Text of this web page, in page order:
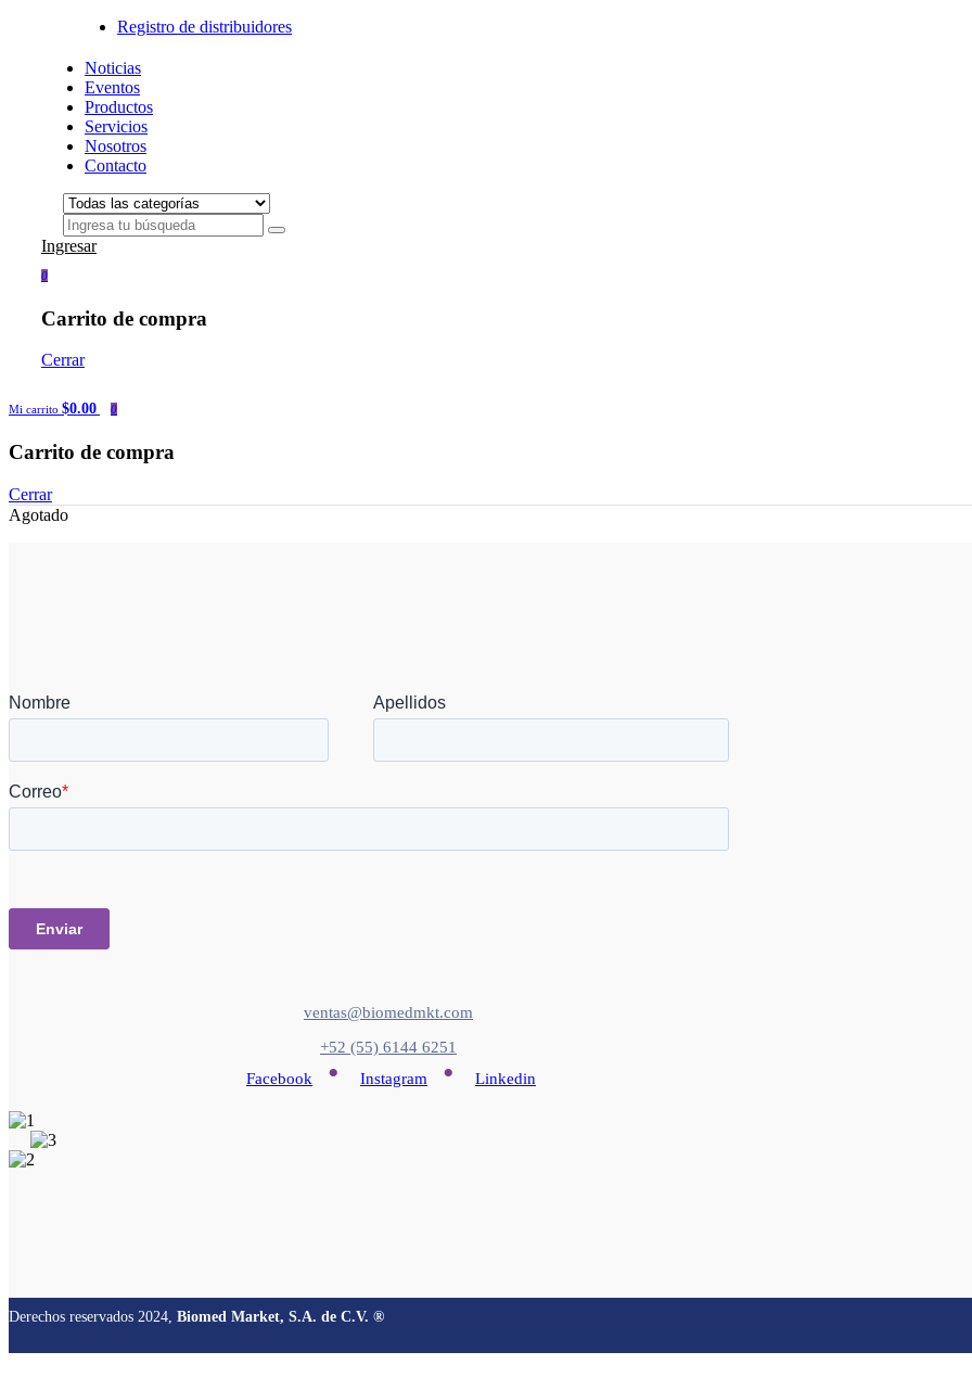
Registro de distribuidores
Noticias
Eventos
Productos
Servicios
Nosotros
Contacto
Ingresar
0
Carrito de compra
Cerrar
Mi carrito $0.00 0
Carrito de compra
Cerrar
Agotado
ventas@biomedmkt.com
+52 (55) 6144 6251
Facebook
• Instagram • Linkedin
Derechos reservados 2024, Biomed Market, S.A. de C.V. ®